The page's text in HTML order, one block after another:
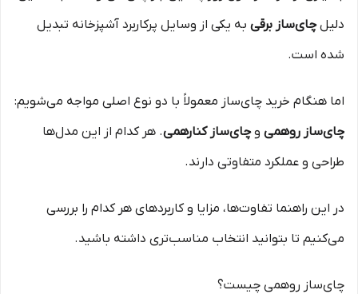
دلیلچای‌ساز برقی به یکی از وسایل پرکاربرد آشپزخانه تبدیل
شده است.
اما هنگام خرید چای‌ساز معمولاً با دو نوع اصلی مواجه می‌شویم:
چای‌ساز روهمی وچای‌ساز کنارهمی. هر کدام از این مدل‌ها
طراحی و عملکرد متفاوتی دارند.
در این راهنما تفاوت‌ها، مزایا و کاربردهای هر کدام را بررسی
می‌کنیم تا بتوانید انتخاب مناسب‌تری داشته باشید.
چای‌ساز روهمی چیست؟